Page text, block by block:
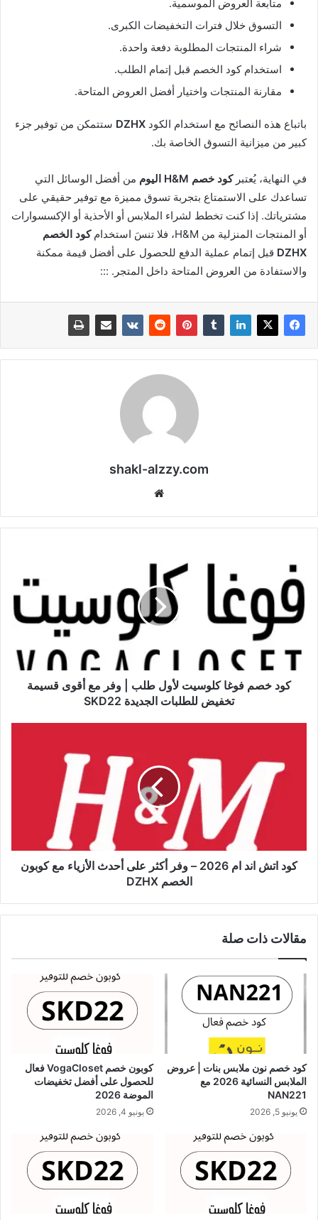
متابعة العروض الموسمية.
التسوق خلال فترات التخفيضات الكبرى.
شراء المنتجات المطلوبة دفعة واحدة.
استخدام كود الخصم قبل إتمام الطلب.
مقارنة المنتجات واختيار أفضل العروض المتاحة.
باتباع هذه النصائح مع استخدام الكود DZHX ستتمكن من توفير جزء
كبير من ميزانية التسوق الخاصة بك.
في النهاية، يُعتبركود خصم H&M اليوم
من أفضل الوسائل التي
تساعدك على الاستمتاع بتجربة تسوق مميزة مع توفير حقيقي على
مشترياتك. إذا كنت تخطط لشراء الملابس أو الأحذية أو الإكسسوارات
أو المنتجات المنزلية من H&M، فلا تنسَ استخدام
كود الخصم
DZHX قبل إتمام عملية الدفع للحصول على أفضل قيمة ممكنة
والاستفادة من العروض المتاحة داخل المتجر. :::
shakl-alzzy.com
كود خصم فوغا كلوسيت لأول طلب | وفر مع أقوى قسيمة
تخفيض للطلبات الجديدة SKD22
كود اتش اند ام 2026 – وفر أكثر على أحدث الأزياء مع كوبون
الخصم DZHX
مقالات ذات صلة
كود خصم نون ملابس بنات | عروض
الملابس النسائية 2026 مع
NAN221
يونيو 5, 2026
كوبون خصم VogaCloset فعال
للحصول على أفضل تخفيضات
الموضة 2026
يونيو 4, 2026